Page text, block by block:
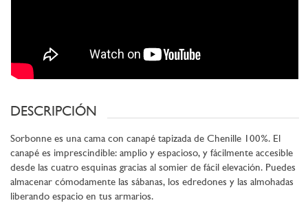
DESCRIPCIÓN
Sorbonne es una cama con canapé tapizada de Chenille 100%. El
canapé es imprescindible: amplio y espacioso, y fácilmente accesible
desde las cuatro esquinas gracias al somier de fácil elevación. Puedes
almacenar cómodamente las sábanas, los edredones y las almohadas
liberando espacio en tus armarios.